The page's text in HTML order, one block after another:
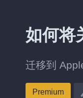
如何将
迁移到
Premium